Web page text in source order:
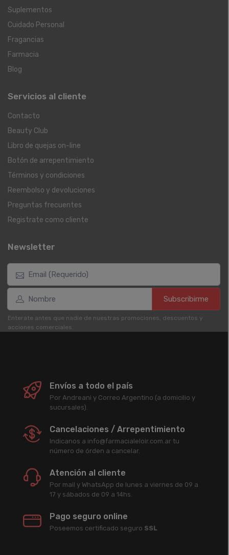
Suplementos
Cuidado Personal
Fragancias
Farmacia
Blog
Servicios al cliente
Contacto
Beauty Club
Libro de quejas on-line
Botón de arrepentimiento
Términos y condiciones
Reembolso y devoluciones
Preguntas frecuentes
Registrate como cliente
Newsletter
Subscribirme
Enterate antes que nadie de nuestras promociones, descuentos y
acciones comerciales.
Envíos a todo el país
Por Andreani y Correo Argentino (a domicilio y
sucursales).
Cancelaciones / Arrepentimiento
Indicanos a info@farmacialeloir.com.ar tu
número de órden a cancelar.
Atención al cliente
Por mail y WhatsApp de lunes a viernes de 09 a
17 y sábados de 09 a 14hs.
Pago seguro online
Poseemos certificado seguro SSL